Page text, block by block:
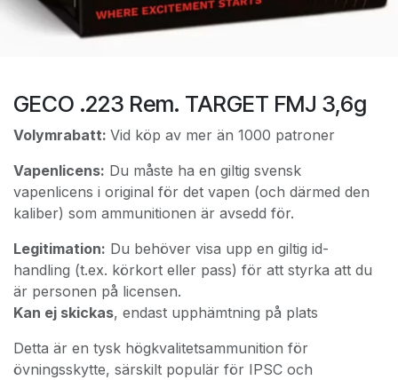
GECO .223 Rem. TARGET FMJ 3,6g
Volymrabatt: Vid köp av mer än 1000 patroner
Vapenlicens: Du måste ha en giltig svensk
vapenlicens i original för det vapen (och därmed den
kaliber) som ammunitionen är avsedd för.
Legitimation: Du behöver visa upp en giltig id-
handling (t.ex. körkort eller pass) för att styrka att du
är personen på licensen.
Kan ej skickas, endast upphämtning på plats
Detta är en tysk högkvalitetsammunition för
övningsskytte, särskilt populär för IPSC och